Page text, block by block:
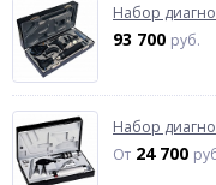
Набор
93 700 руб.
Набор
От 24 700